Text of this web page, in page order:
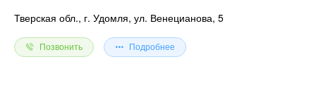
Тверская обл., г. Удомля, ул. Венецианова, 5
Позвонить Подробнее